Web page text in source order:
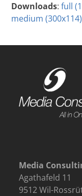
Downloads:full
medium (300x114)
Media
Agathafeld 11
9512 Wil-